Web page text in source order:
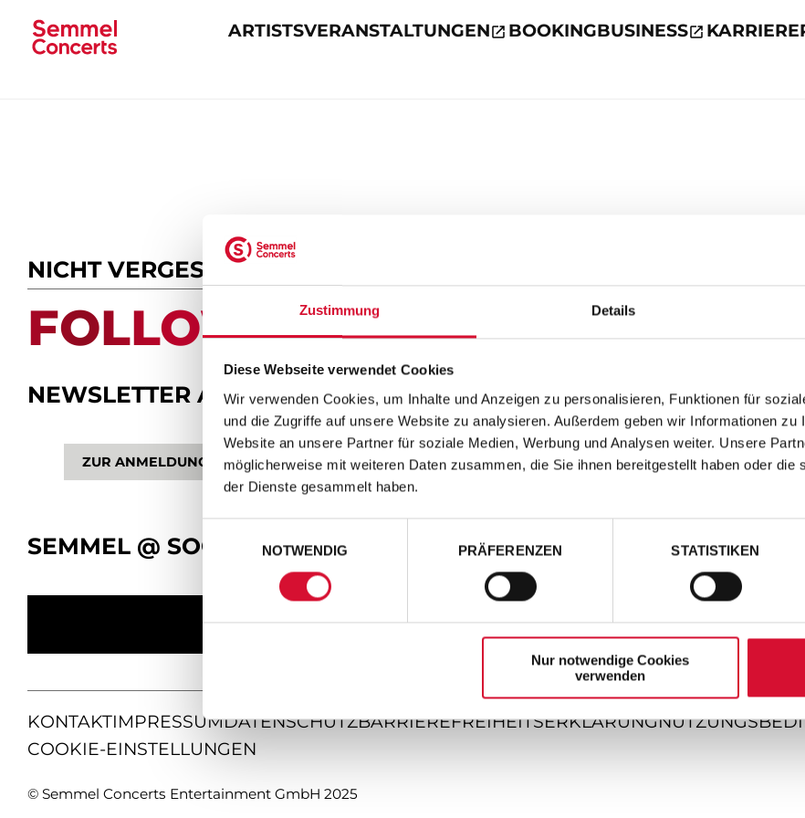
Zustimmung Details
Diese Webseite verwendet Cookies
Wir verwenden Cookies, um Inhalte und Anzeigen zu personalisieren, Funktionen für
und die Zugriffe auf unsere Website zu analysieren. Außerdem geben wir Informationen zu
Website an unsere Partner für soziale Medien, Werbung und Analysen weiter. Unsere
möglicherweise mit weiteren Daten zusammen, die Sie ihnen bereitgestellt haben oder die
der Dienste gesammelt haben.
NOTWENDIG
PRÄFERENZEN STATISTIKEN
Nur notwendige Cookies
verwenden
ARTISTSVERANSTALTUNGEN BOOKINGBUSINESS KARRIERE
NICHT VERGESSEN
FOLLOW US.
NEWSLETTER ABONNIEREN
ZUR ANMELDUNG
SEMMEL @ SOCIAL MEDIA
KONTAKTIMPRESSUMDATENSCHUTZBARRIEREFREIHEITSERKLÄRUNG
COOKIE-EINSTELLUNGEN
© Semmel Concerts Entertainment GmbH 2025